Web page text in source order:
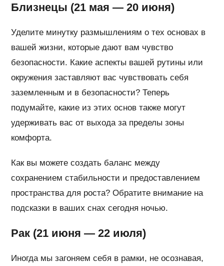
Близнецы (21 мая — 20 июня)
Уделите минутку размышлениям о тех основах в
вашей жизни, которые дают вам чувство
безопасности. Какие аспекты вашей рутины или
окружения заставляют вас чувствовать себя
заземленным и в безопасности? Теперь
подумайте, какие из этих основ также могут
удерживать вас от выхода за пределы зоны
комфорта.
Как вы можете создать баланс между
сохранением стабильности и предоставлением
пространства для роста? Обратите внимание на
подсказки в ваших снах сегодня ночью.
Рак (21 июня — 22 июля)
Иногда мы загоняем себя в рамки, не осознавая,